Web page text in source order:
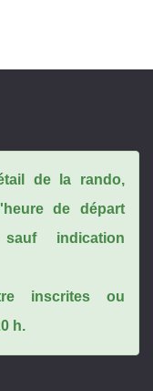
de la rando,
de départ
indication
inscrites ou
h.